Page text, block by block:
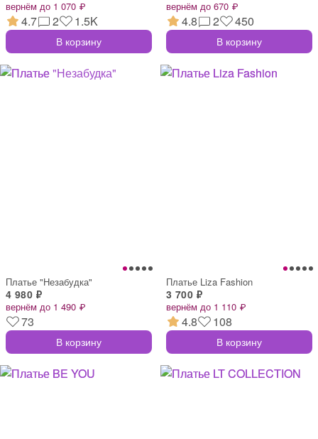
вернём до 1 070 ₽
4.7 2 1.5K
В корзину
вернём до 670 ₽
4.8 2 450
В корзину
Платье "Незабудка"
4 980 ₽
вернём до 1 490 ₽
73
В корзину
Платье Liza Fashion
3 700 ₽
вернём до 1 110 ₽
4.8 108
В корзину